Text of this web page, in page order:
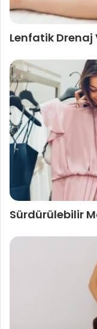
Lenfatik Drenaj
Sürdürülebilir